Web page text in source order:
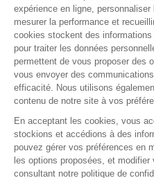
NOS PRODUITS
THE KASE